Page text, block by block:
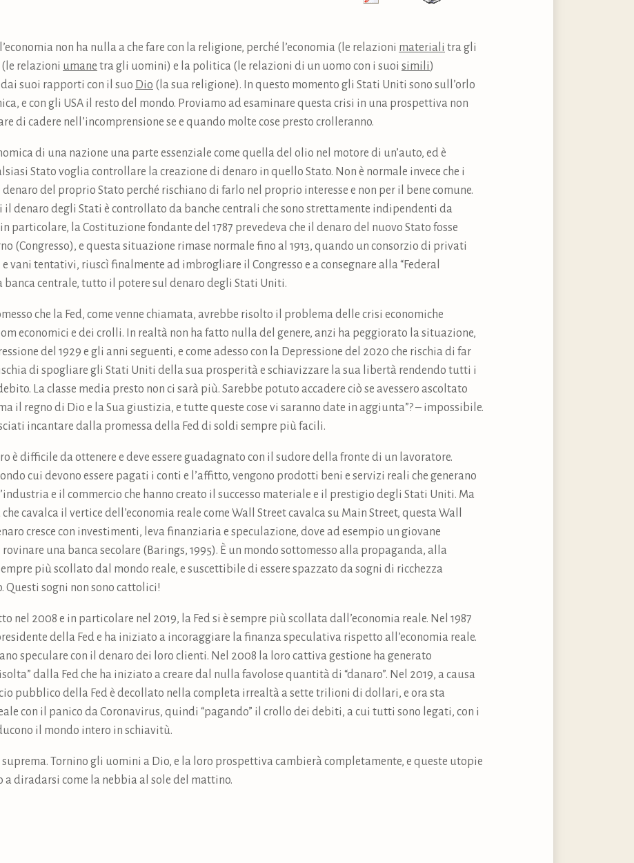
non ha nulla a che fare con la religione, perché l’economia (le relazioni materiali tra gli
relazioni umane tra gli uomini) e la politica (le relazioni di un uomo con i suoi simili)
suoi rapporti con il suo Dio (la sua religione). In questo momento gli Stati Uniti sono sull’orlo
e con gli USA il resto del mondo. Proviamo ad esaminare questa crisi in una prospettiva non
di cadere nell’incomprensione se e quando molte cose presto crolleranno.
di una nazione una parte essenziale come quella del olio nel motore di un’auto, ed è
Stato voglia controllare la creazione di denaro in quello Stato. Non è normale invece che i
del proprio Stato perché rischiano di farlo nel proprio interesse e non per il bene comune.
denaro degli Stati è controllato da banche centrali che sono strettamente indipendenti da
particolare, la Costituzione fondante del 1787 prevedeva che il denaro del nuovo Stato fosse
(Congresso), e questa situazione rimase normale fino al 1913, quando un consorzio di privati
vani tentativi, riuscì finalmente ad imbrogliare il Congresso e a consegnare alla “Federal
banca centrale, tutto il potere sul denaro degli Stati Uniti.
che la Fed, come venne chiamata, avrebbe risolto il problema delle crisi economiche
economici e dei crolli. In realtà non ha fatto nulla del genere, anzi ha peggiorato la situazione,
del 1929 e gli anni seguenti, e come adesso con la Depressione del 2020 che rischia di far
di spogliare gli Stati Uniti della sua prosperità e schiavizzare la sua libertà rendendo tutti i
La classe media presto non ci sarà più. Sarebbe potuto accadere ciò se avessero ascoltato
il regno di Dio e la Sua giustizia, e tutte queste cose vi saranno date in aggiunta”? – impossibile.
incantare dalla promessa della Fed di soldi sempre più facili.
è difficile da ottenere e deve essere guadagnato con il sudore della fronte di un lavoratore.
cui devono essere pagati i conti e l’affitto, vengono prodotti beni e servizi reali che generano
e il commercio che hanno creato il successo materiale e il prestigio degli Stati Uniti. Ma
cavalca il vertice dell’economia reale come Wall Street cavalca su Main Street, questa Wall
cresce con investimenti, leva finanziaria e speculazione, dove ad esempio un giovane
una banca secolare (Barings, 1995). È un mondo sottomesso alla propaganda, alla
più scollato dal mondo reale, e suscettibile di essere spazzato da sogni di ricchezza
sogni non sono cattolici!
nel 2008 e in particolare nel 2019, la Fed si è sempre più scollata dall’economia reale. Nel 1987
della Fed e ha iniziato a incoraggiare la finanza speculativa rispetto all’economia reale.
speculare con il denaro dei loro clienti. Nel 2008 la loro cattiva gestione ha generato
dalla Fed che ha iniziato a creare dal nulla favolose quantità di “danaro”. Nel 2019, a causa
pubblico della Fed è decollato nella completa irrealtà a sette trilioni di dollari, e ora sta
con il panico da Coronavirus, quindi “pagando” il crollo dei debiti, a cui tutti sono legati, con i
il mondo intero in schiavitù.
suprema. Tornino gli uomini a Dio, e la loro prospettiva cambierà completamente, e queste utopie
a diradarsi come la nebbia al sole del mattino.